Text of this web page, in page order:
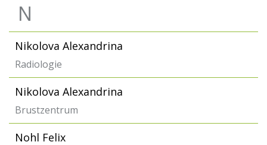
N
Nikolova Alexandrina
Radiologie
Nikolova Alexandrina
Brustzentrum
Nohl Felix